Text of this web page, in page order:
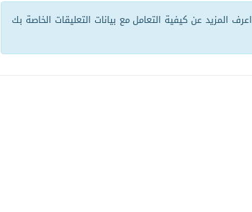
اعرف المزيد عن كيفية التعامل مع بيانات التعليقات الخاصة بك